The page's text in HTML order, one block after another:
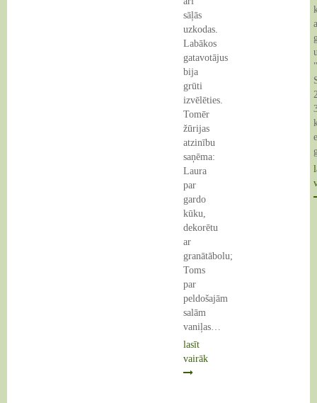
sāļās
uzkodas.
Labākos
gatavotājus
bija
grūti
izvēlēties.
Tomēr
žūrijas
atzinību
saņēma:
Laura
par
gardo
kūku,
dekorētu
ar
granātābolu;
Toms
par
peldošajām
salām
vaniļas…
lasīt
vairāk